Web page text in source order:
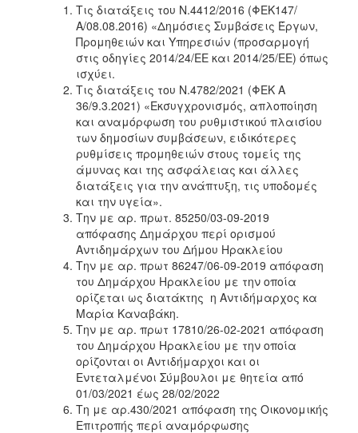
Τις διατάξεις του Ν.4412/2016 (ΦΕΚ147/
Α/08.08.2016) «Δημόσιες Συμβάσεις Έργων,
Προμηθειών και Υπηρεσιών (προσαρμογή
στις οδηγίες 2014/24/ΕΕ και 2014/25/ΕΕ) όπως
ισχύει.
Τις διατάξεις του N.4782/2021 (ΦΕΚ Α
36/9.3.2021) «Εκσυγχρονισμός, απλοποίηση
και αναμόρφωση του ρυθμιστικού πλαισίου
των δημοσίων συμβάσεων, ειδικότερες
ρυθμίσεις προμηθειών στους τομείς της
άμυνας και της ασφάλειας και άλλες
διατάξεις για την ανάπτυξη, τις υποδομές
και την υγεία».
Την με αρ. πρωτ. 85250/03-09-2019
απόφασης Δημάρχου περί ορισμού
Αντιδημάρχων του Δήμου Ηρακλείου
Την με αρ. πρωτ 86247/06-09-2019 απόφαση
του Δημάρχου Ηρακλείου με την οποία
ορίζεται ως διατάκτης η Αντιδήμαρχος κα
Μαρία Καναβάκη.
Την με αρ. πρωτ 17810/26-02-2021 απόφαση
του Δημάρχου Ηρακλείου με την οποία
ορίζονται οι Αντιδήμαρχοι και οι
Εντεταλμένοι Σύμβουλοι με θητεία από
01/03/2021 έως 28/02/2022
Τη με αρ.430/2021 απόφαση της Οικονομικής
Επιτροπής περί αναμόρφωσης